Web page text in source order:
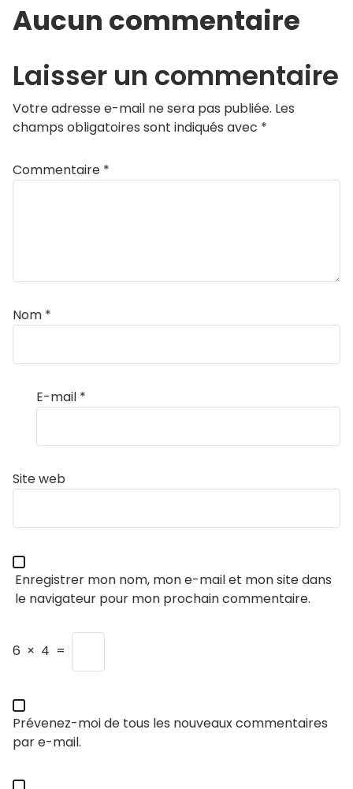
Aucun commentaire
Laisser un commentaire
Votre adresse e-mail ne sera pas publiée. Les
champs obligatoires sont indiqués avec *
Commentaire *
Nom *
E-mail *
Site web
Enregistrer mon nom, mon e-mail et mon site dans
le navigateur pour mon prochain commentaire.
6 × 4 =
Prévenez-moi de tous les nouveaux commentaires
par e-mail.